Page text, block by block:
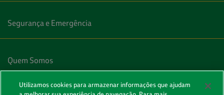
Segurança e Emergência
Quem Somos
Utilizamos cookies para armazenar informações que ajudam